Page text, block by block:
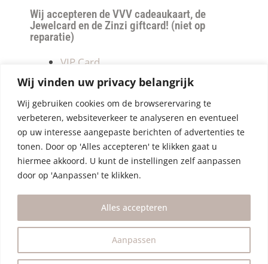
Wij vinden uw privacy belangrijk
Wij gebruiken cookies om de browserervaring te
verbeteren, websiteverkeer te analyseren en eventueel
op uw interesse aangepaste berichten of advertenties te
tonen. Door op 'Alles accepteren' te klikken gaat u
hiermee akkoord. U kunt de instellingen zelf aanpassen
door op 'Aanpassen' te klikken.
Aanpassen
Alles accepteren
Wij accepteren de VVV cadeaukaart, de
Jewelcard en de Zinzi giftcard! (niet op
reparatie)
VIP Card
Retourneren
Betalen & verzendkosten
Privacy Policy
Algemene Voorwaarden